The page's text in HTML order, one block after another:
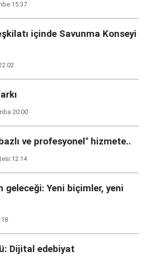
15:37
içinde Savunma Konseyi
20:00
ve profesyonel" hizmete..
12:14
geleceği: Yeni biçimler, yeni
Dijital edebiyat